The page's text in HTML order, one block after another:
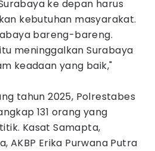
ke depan harus
kebutuhan masyarakat.
bareng-bareng.
meninggalkan Surabaya
keadaan yang baik,"
tahun 2025, Polrestabes
131 orang yang
Kasat Samapta,
AKBP Erika Purwana Putra